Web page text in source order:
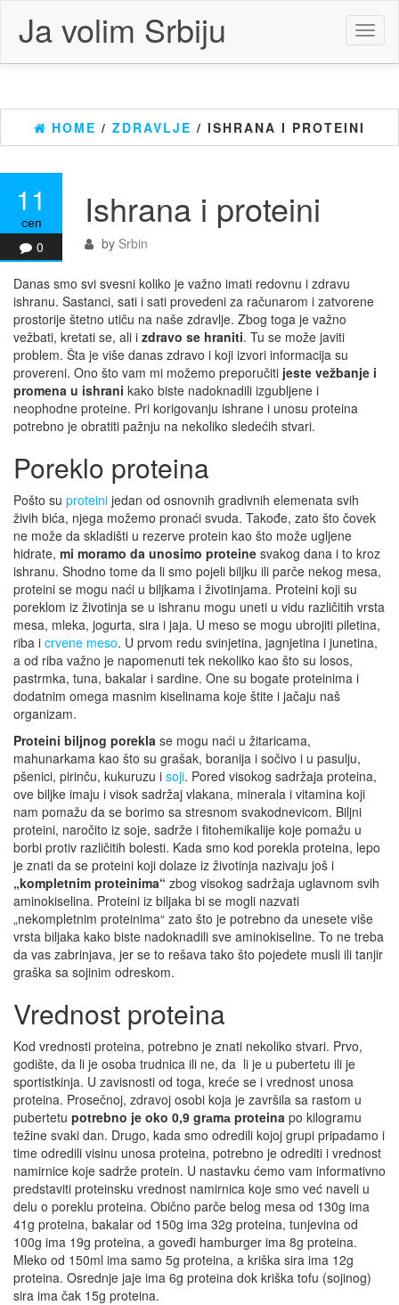
content
Ja volim Srbiju
HOME / ZDRAVLJE / ISHRANA I PROTEINI
11
сеп
0
Ishrana i proteini
by Srbin
Danas smo svi svesni koliko je važno imati redovnu i zdravu
ishranu. Sastanci, sati i sati provedeni za računarom i zatvorene
prostorije štetno utiču na naše zdravlje. Zbog toga je važno
vežbati, kretati se, ali i zdravo se hraniti. Tu se može javiti
problem. Šta je više danas zdravo i koji izvori informacija su
provereni. Ono što vam mi možemo preporučiti jeste vežbanje i
promena u ishrani kako biste nadoknadili izgubljene i
neophodne proteine. Pri korigovanju ishrane i unosu proteina
potrebno je obratiti pažnju na nekoliko sledećih stvari.
Poreklo proteina
Pošto su proteini jedan od osnovnih gradivnih elemenata svih
živih bića, njega možemo pronaći svuda. Takođe, zato što čovek
ne može da skladišti u rezerve protein kao što može ugljene
hidrate, mi moramo da unosimo proteine svakog dana i to kroz
ishranu. Shodno tome da li smo pojeli biljku ili parče nekog mesa,
proteini se mogu naći u biljkama i životinjama. Proteini koji su
poreklom iz životinja se u ishranu mogu uneti u vidu različitih vrsta
mesa, mleka, jogurta, sira i jaja. U meso se mogu ubrojiti piletina,
riba i crvene meso. U prvom redu svinjetina, jagnjetina i junetina,
a od riba važno je napomenuti tek nekoliko kao što su losos,
pastrmka, tuna, bakalar i sardine. One su bogate proteinima i
dodatnim omega masnim kiselinama koje štite i jačaju naš
organizam.
Proteini biljnog porekla se mogu naći u žitaricama,
mahunarkama kao što su grašak, boranija i sočivo i u pasulju,
pšenici, pirinču, kukuruzu i soji. Pored visokog sadržaja proteina,
ove biljke imaju i visok sadržaj vlakana, minerala i vitamina koji
nam pomažu da se borimo sa stresnom svakodnevicom. Biljni
proteini, naročito iz soje, sadrže i fitohemikalije koje pomažu u
borbi protiv različitih bolesti. Kada smo kod porekla proteina, lepo
je znati da se proteini koji dolaze iz životinja nazivaju još i
„kompletnim proteinima“ zbog visokog sadržaja uglavnom svih
aminokiselina. Proteini iz biljaka bi se mogli nazvati
„nekompletnim proteinima“ zato što je potrebno da unesete više
vrsta biljaka kako biste nadoknadili sve aminokiseline. To ne treba
da vas zabrinjava, jer se to rešava tako što pojedete musli ili tanjir
graška sa sojinim odreskom.
Vrednost proteina
Kod vrednosti proteina, potrebno je znati nekoliko stvari. Prvo,
godište, da li je osoba trudnica ili ne, da li je u pubertetu ili je
sportistkinja. U zavisnosti od toga, kreće se i vrednost unosa
proteina. Prosečnoj, zdravoj osobi koja je završila sa rastom u
pubertetu potrebno je oko 0,9 grаmа proteina po kilogramu
težine svaki dan. Drugo, kada smo odredili kojoj grupi pripadamo i
time odredili visinu unosa proteina, potrebno je odrediti i vrednost
namirnice koje sadrže protein. U nastavku ćemo vam informativno
predstaviti proteinsku vrednost namirnica koje smo već naveli u
delu o poreklu proteina. Obično parče belog mesa od 130g ima
41g proteina, bakalar od 150g ima 32g proteina, tunjevina od
100g ima 19g proteina, a goveđi hamburger ima 8g proteina.
Mleko od 150ml ima samo 5g proteina, a kriška sira ima 12g
proteina. Osrednje jaje ima 6g proteina dok kriška tofu (sojinog)
sira ima čak 15g proteina.